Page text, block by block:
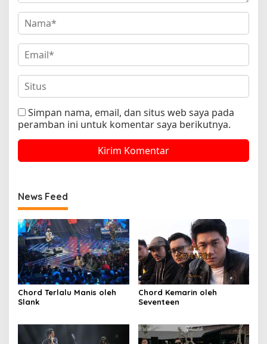
Simpan nama, email, dan situs web saya pada
peramban ini untuk komentar saya berikutnya.
News Feed
Chord Terlalu Manis oleh
Slank
Chord Kemarin oleh
Seventeen